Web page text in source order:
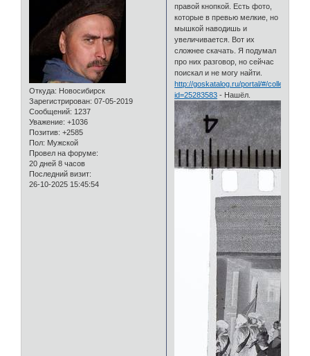
Откуда: Новосибирск
Зарегистрирован: 07-05-2019
Сообщений: 1237
Уважение: +1036
Позитив: +2585
Пол: Мужской
Провел на форуме:
20 дней 8 часов
Последний визит:
26-10-2025 15:45:54
правой кнопкой. Есть фото,
которые в превью мелкие, но
мышкой наводишь и
увеличивается. Вот их
сложнее скачать. Я подумал
про них разговор, но сейчас
поискал и не могу найти.
http://goskatalog.ru/portal/#/collections?
id=25283583 - Нашёл.